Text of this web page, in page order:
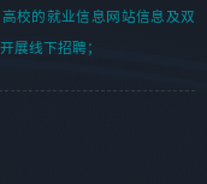
校的就业信息网站信息及双
展线下招聘；